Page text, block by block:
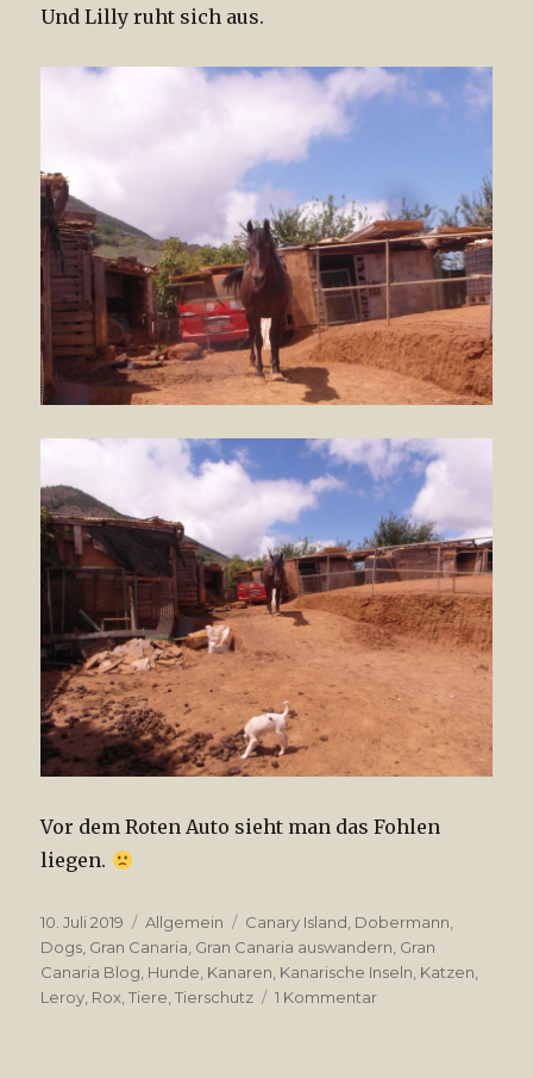
Und Lilly ruht sich aus.
Vor dem Roten Auto sieht man das Fohlen
liegen.
Veröffentlicht
am
10. Juli 2019 Kategorien
Allgemein Tags
Canary Island, Dobermann,
Dogs, Gran Canaria, Gran Canaria auswandern, Gran
Canaria Blog, Hunde, Kanaren, Kanarische Inseln, Katzen,
Leroy, Rox,Tiere,Tierschutz 1 Kommentar